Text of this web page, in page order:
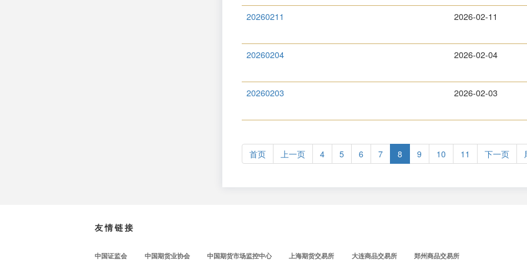
20260211 2026-02-11
20260204 2026-02-04
20260203 2026-02-03
首页 上一页 4 5 6 7 8 9 10 11 下一页
友情链接
中国证监会 中国期货业协会 中国期货市场监控中心 上海期货交易所 大连商品交易所 郑州商品交易所